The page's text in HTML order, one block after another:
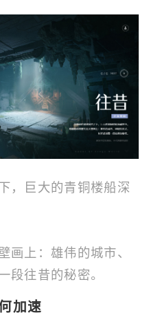
巨大的青铜楼船深
上：雄伟的城市、
段往昔的秘密。
加速